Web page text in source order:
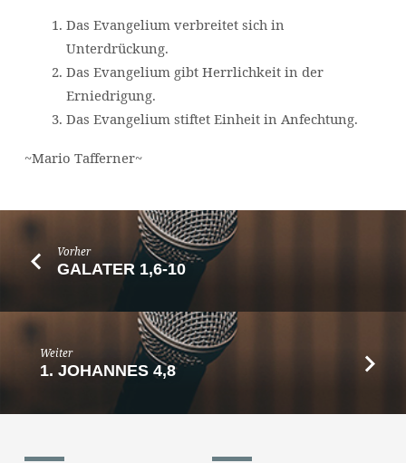
Das Evangelium verbreitet sich in
Unterdrückung.
Das Evangelium gibt Herrlichkeit in der
Erniedrigung.
Das Evangelium stiftet Einheit in Anfechtung.
~Mario Tafferner~
Vorher
GALATER 1,6-10
Weiter
1. JOHANNES 4,8